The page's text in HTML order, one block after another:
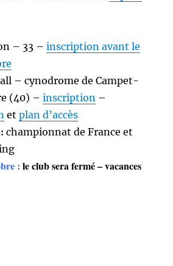
– 33 –inscription avant le
– cynodrome de Campet-
(40) –inscription –
etplan d’accès
championnat de France et
: le club sera fermé – vacances